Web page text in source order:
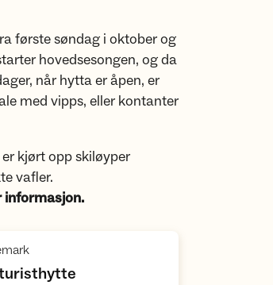
første søndag i oktober og
hovedsesongen, og da
når hytta er åpen, er
med vipps, eller kontanter
kjørt opp skiløyper
vafler.
informasjon.
,
,